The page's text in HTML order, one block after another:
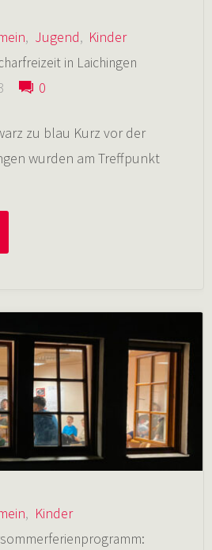
, Jugend, Kinder
in Laichingen
0
zu blau Kurz vor der
wurden am Treffpunkt
, Kinder